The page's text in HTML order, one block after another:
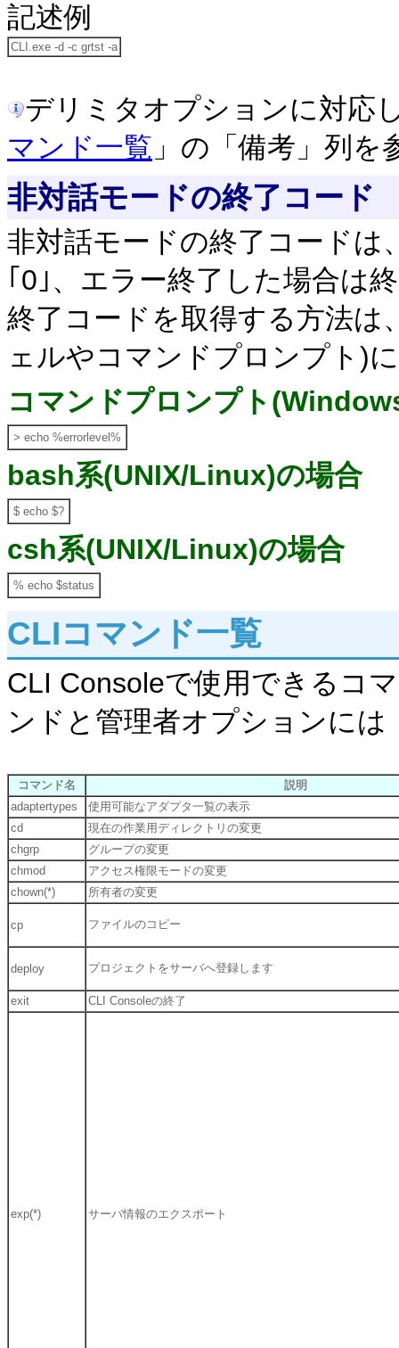
記述例
CLI.exe -d -c grtst -a
デリミタオプションに対応
マンド一覧 」の「備考」列
非対話モードの終了コード
非対話モードの終了コードは
｢0｣、エラー終了した場合は
終了コードを取得する方法は
ェルやコマンドプロンプト)
コマンドプロンプト
> echo %errorlevel%
bash系(UNIX/Linux)の場合
$ echo $?
csh系(UNIX/Linux)の場合
% echo $status
CLIコマンド一覧
CLI Consoleで使用できるコ
ンドと管理者オプションに
コマンド名
説明
adaptertypes
使用可能なアダプタ一覧の表示
cd
現在の作業用ディレクトリの変更
chgrp
グループの変更
chmod
アクセス権限モードの変更
chown(*)
所有者の変更
cp ファイルのコピー
deploy プロジェクトをサーバへ登録します
exit CLI Consoleの終了
exp(*) サーバ情報のエクスポート